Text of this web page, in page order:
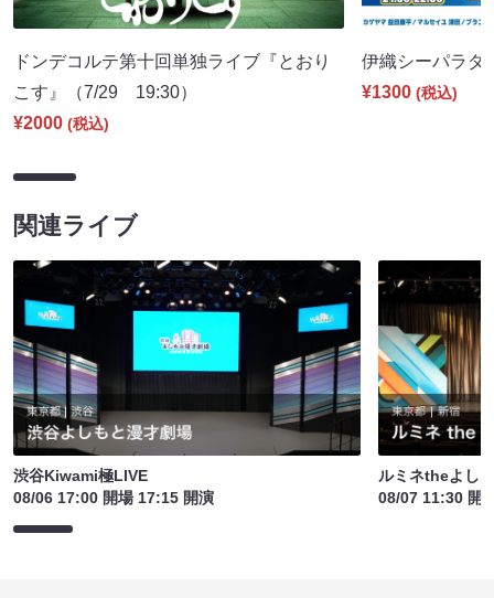
ドンデコルテ第十回単独ライブ『とおり
こす』（7/29 19:30）
¥2000 (税込)
伊織シーパラ
¥1300 (税込)
関連ライブ
渋谷Kiwami極LIVE
08/06 17:00 開場 17:15 開演
ルミネtheよし
08/07 11:30 開